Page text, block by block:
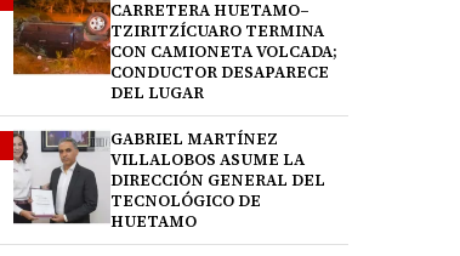
CARRETERA HUETAMO–
TZIRITZÍCUARO TERMINA
CON CAMIONETA VOLCADA;
CONDUCTOR DESAPARECE
DEL LUGAR
GABRIEL MARTÍNEZ
VILLALOBOS ASUME LA
DIRECCIÓN GENERAL DEL
TECNOLÓGICO DE
HUETAMO